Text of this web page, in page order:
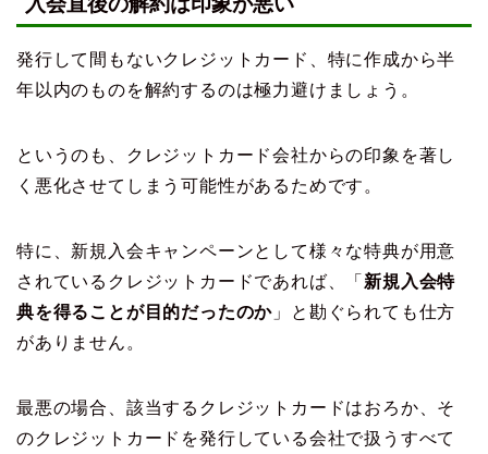
発行して間もないクレジットカード、特に作成から半
年以内のものを解約するのは極力避けましょう。
というのも、クレジットカード会社からの印象を著し
く悪化させてしまう可能性があるためです。
特に、新規入会キャンペーンとして様々な特典が用意
されているクレジットカードであれば、「 新規入会特
典を得ることが目的だったのか 」と勘ぐられても仕方
がありません。
最悪の場合、該当するクレジットカードはおろか、そ
のクレジットカードを発行している会社で扱うすべて